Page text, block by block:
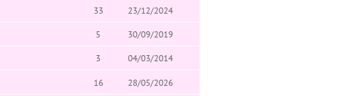
33 23/12/2024
5 30/09/2019
3 04/03/2014
16 28/05/2026